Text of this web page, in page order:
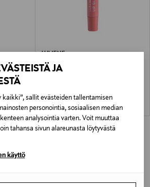
JA
kaikki”, sallit evästeiden tallentamisen
personointia, sosiaalisen median
analysointia varten. Voit muuttaa
tahansa sivun alareunasta löytyvästä
käyttö
LUMENE
Lip Glow Oil Balm SPF30 -huuliöljy
Original Price